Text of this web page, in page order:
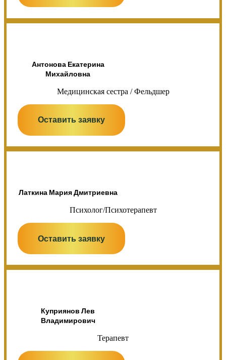
Антонова Екатерина
Михайловна
Медицинская сестра / Фельдшер
Оставить заявку
Латкина Мария Дмитриевна
Психолог/Психотерапевт
Оставить заявку
Куприянов Лев
Владимирович
Терапевт